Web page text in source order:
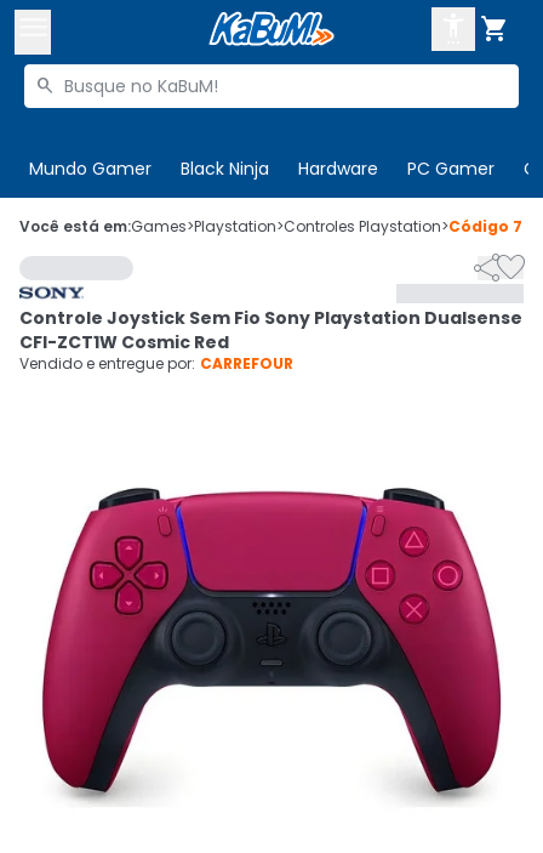

Buscar produtos

Mundo Gamer Black Ninja Hardware PC Gamer
 Olá. Acesse sua conta
 Departamentos
Cupons
CADASTRE-SE
Você está em:Games>Playstation>Controles Playstation>Código

Controle Joystick Sem Fio Sony Playstation Dualsense
CFI-ZCT1W Cosmic Red
Vendido e entregue por: CARREFOUR